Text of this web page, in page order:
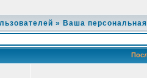
» Ваша